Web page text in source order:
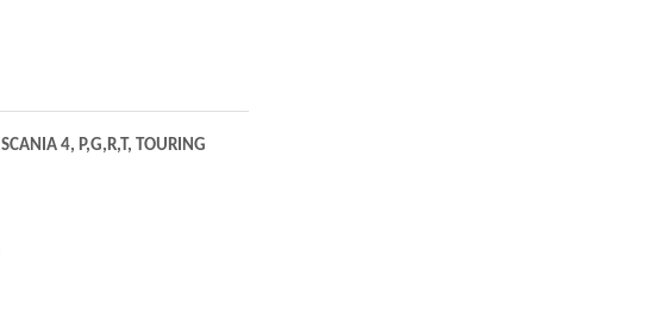
4, P,G,R,T, TOURING